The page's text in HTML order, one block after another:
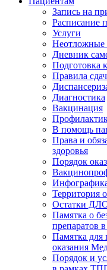
Запись на
Расписание
Услуги
Неотложные
Дневник
Подготовка
Правила
Диагностика
Вакцинация
В помощь
Права и
здоровья
Порядок
Территория
Остатки
Памятка о
препаратов
Памятка для
оказания
Порядок и